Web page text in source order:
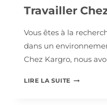
Travailler
Vous êtes à la
dans un
Chez Kargro, nous
LIRE LA SUITE